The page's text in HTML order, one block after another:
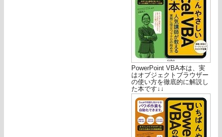
PowerPoint VBA本は、実
はオブジェクトブラウザー
の使い方を徹底的に解説し
た本です↓↓